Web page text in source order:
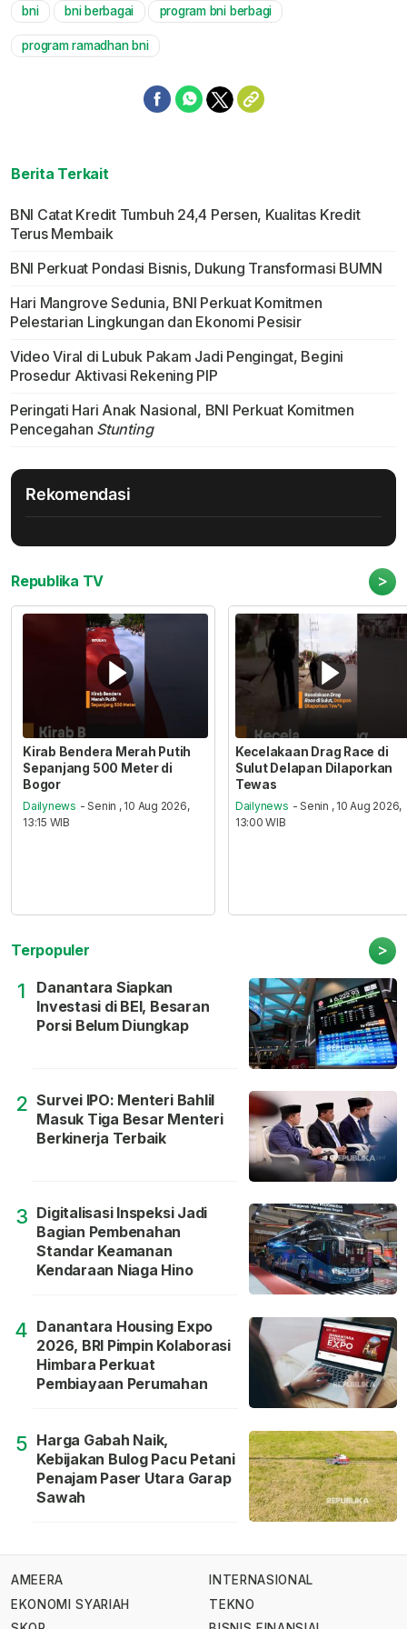
bni bni berbagai program bni berbagi
program ramadhan bni
Berita Terkait
BNI Catat Kredit Tumbuh 24,4 Persen, Kualitas Kredit
Terus Membaik
BNI Perkuat Pondasi Bisnis, Dukung Transformasi BUMN
Hari Mangrove Sedunia, BNI Perkuat Komitmen
Pelestarian Lingkungan dan Ekonomi Pesisir
Video Viral di Lubuk Pakam Jadi Pengingat, Begini
Prosedur Aktivasi Rekening PIP
Peringati Hari Anak Nasional, BNI Perkuat Komitmen
Pencegahan Stunting
Rekomendasi
Republika TV >
Kirab Bendera Merah Putih
Sepanjang 500 Meter di
Bogor
Dailynews - Senin , 10 Aug 2026,
13:15 WIB
Kecelakaan Drag Race di
Sulut Delapan Dilaporkan
Tewas
Dailynews - Senin , 10 Aug 2026,
13:00 WIB
Terpopuler >
1
Danantara Siapkan
Investasi di BEI, Besaran
Porsi Belum Diungkap
2 Survei IPO: Menteri Bahlil
Masuk Tiga Besar Menteri
Berkinerja Terbaik
3 Digitalisasi Inspeksi Jadi
Bagian Pembenahan
Standar Keamanan
Kendaraan Niaga Hino
4 Danantara Housing Expo
2026, BRI Pimpin Kolaborasi
Himbara Perkuat
Pembiayaan Perumahan
5 Harga Gabah Naik,
Kebijakan Bulog Pacu Petani
Penajam Paser Utara Garap
Sawah
AMEERA
EKONOMI SYARIAH
INTERNASIONAL
TEKNO